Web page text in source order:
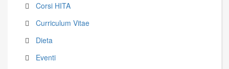
Corsi HITA
Curriculum Vitae
Dieta
Eventi